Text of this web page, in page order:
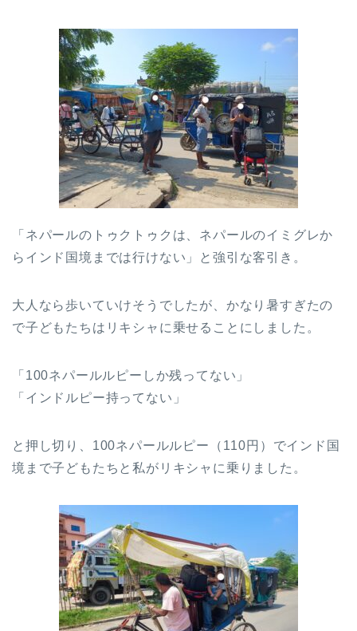
「ネパールのトゥクトゥクは、ネパールのイミグレか
らインド国境までは行けない」と強引な客引き。
大人なら歩いていけそうでしたが、かなり暑すぎたの
で子どもたちはリキシャに乗せることにしました。
「100ネパールルピーしか残ってない」
「インドルピー持ってない」
と押し切り、100ネパールルピー（110円）でインド国
境まで子どもたちと私がリキシャに乗りました。